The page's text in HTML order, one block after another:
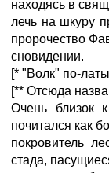
находясь в
лечь на шкуру
пророчество
сновидении.
[* "Волк" по-
[** Отсюда
Очень близок
почитался как
покровитель
стада,